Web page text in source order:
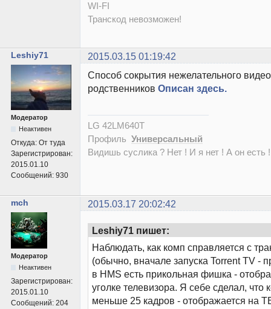
WI-FI
Транскод невозможен!
Leshiy71 2015.03.15 01:19:42
Модератор
Неактивен
Откуда: От туда
Зарегистрирован:
2015.01.10
Сообщений: 930
Способ сокрытия нежелательного
родственников Описан здесь.
LG 42LM640T
Профиль Универсальный
Видишь суслика ? Нет ! И я нет ! А он есть
mch 2015.03.17 20:02:42
Модератор
Неактивен
Зарегистрирован:
2015.01.10
Сообщений: 204
Leshiy71 пишет:
Наблюдать, как комп справляется с
(обычно, вначале запуска Torrent TV -
в HMS есть прикольная фишка -
уголке телевизора. Я себе сделал, что
меньше 25 кадров - отображается на